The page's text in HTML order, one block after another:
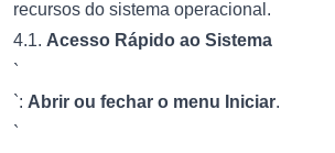
recursos do sistema operacional.
4.1. Acesso Rápido ao Sistema
`
`: Abrir ou fechar o menu Iniciar.
`